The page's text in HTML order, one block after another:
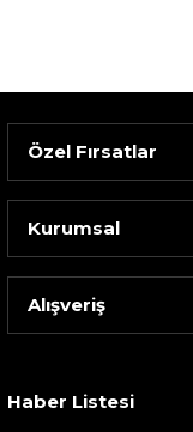
Özel Fırsatlar
Kurumsal
Alışveriş
Haber Listesi